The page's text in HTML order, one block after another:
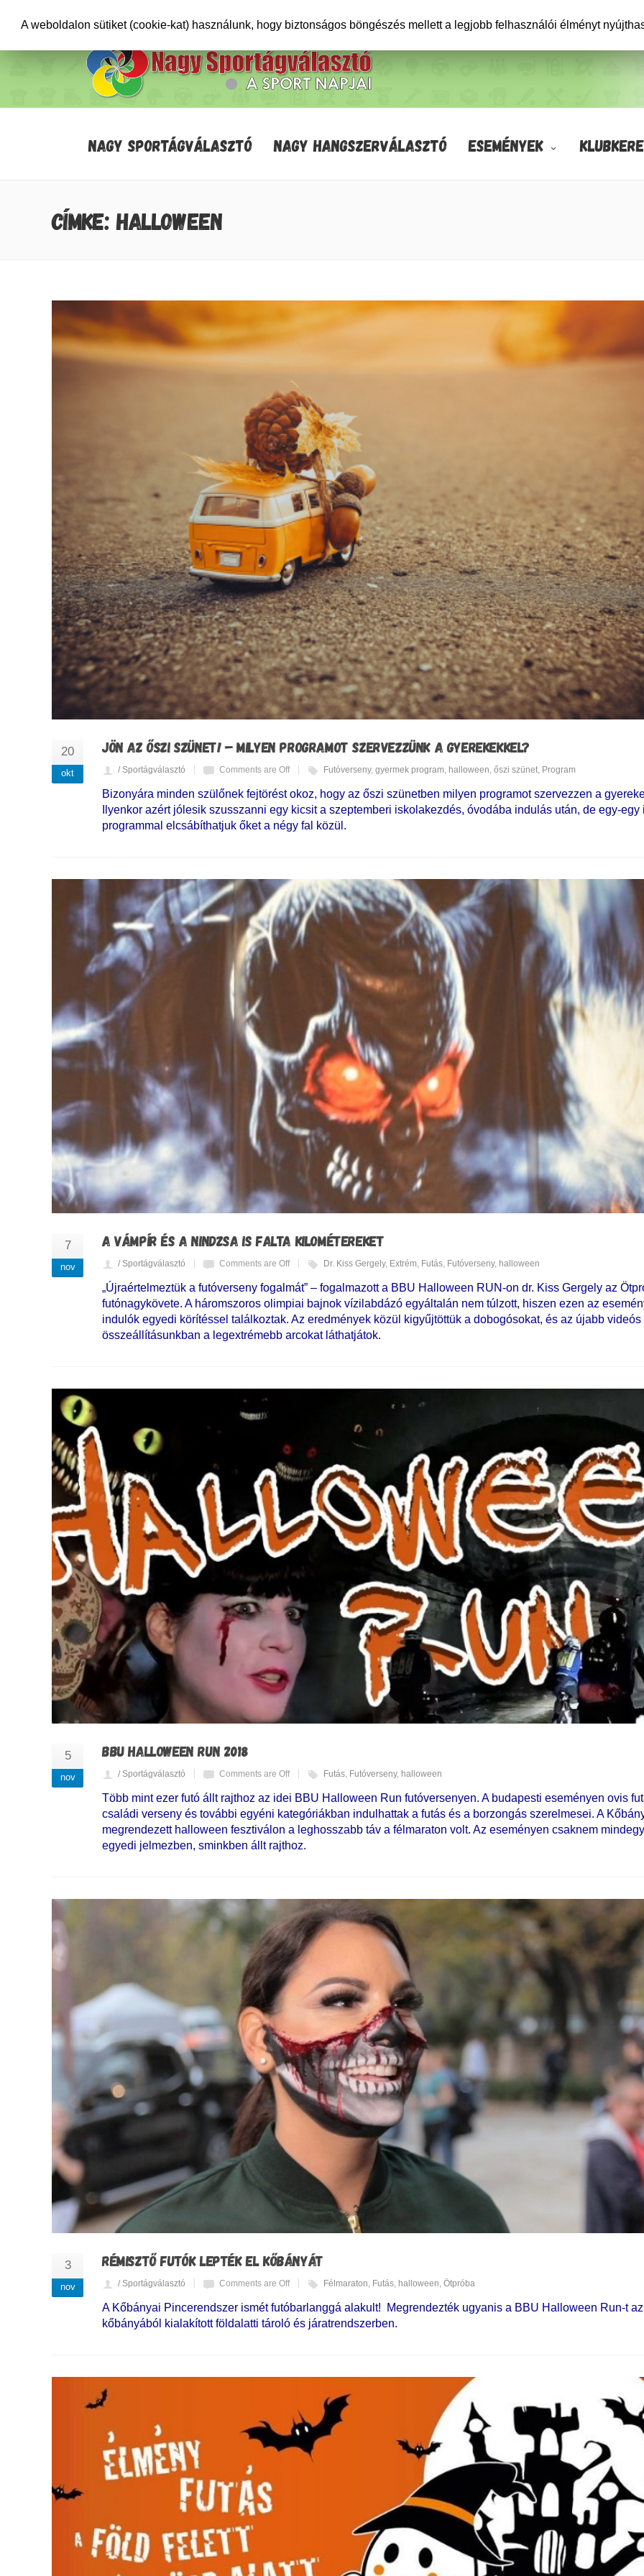
NAGY SPORTÁGVÁLASZTÓ NAGY HANGSZERVÁLASZTÓ ESEMÉNYEK
CÍMKE: HALLOWEEN
20
okt
JÖN AZ ŐSZI SZÜNET! – MILYEN PROGRAMOT SZERVEZZÜNK A GYEREKEKKEL?
/ Sportágválasztó Comments are Off Futóverseny, gyermek program halloween őszi szünet Program
Bizonyára minden szülőnek fejtörést okoz, hogy az őszi szünetben milyen programot szervezzen a
Ilyenkor azért jólesik szusszanni egy kicsit a szeptemberi iskolakezdés, óvodába indulás után, de egy-egy
programmal elcsábíthatjuk őket a négy fal közül.
7
nov
A VÁMPÍR ÉS A NINDZSA IS FALTA KILOMÉTEREKET
/ Sportágválasztó Comments are Off Dr. Kiss Gergely, Extrém, Futás, Futóverseny, halloween
„Újraértelmeztük a futóverseny fogalmát” – fogalmazott a BBU Halloween RUN-on dr. Kiss Gergely az
futónagykövete. A háromszoros olimpiai bajnok vízilabdázó egyáltalán nem túlzott, hiszen ezen az
indulók egyedi körítéssel találkoztak. Az eredmények közül kigyűjtöttük a dobogósokat, és az újabb videós
összeállításunkban a legextrémebb arcokat láthatjátok.
5
nov
BBU HALLOWEEN RUN 2018
/ Sportágválasztó Comments are Off Futás Futóverseny, halloween
Több mint ezer futó állt rajthoz az idei BBU Halloween Run futóversenyen. A budapesti eseményen ovis
családi verseny és további egyéni kategóriákban indulhattak a futás és a borzongás szerelmesei. A
megrendezett halloween fesztiválon a leghosszabb táv a félmaraton volt. Az eseményen csaknem
egyedi jelmezben, sminkben állt rajthoz.
3
nov
RÉMISZTŐ FUTÓK LEPTÉK EL KŐBÁNYÁT
/ Sportágválasztó Comments are Off Félmaraton, Futás, halloween, Ötpróba
A Kőbányai Pincerendszer ismét futóbarlanggá alakult! Megrendezték ugyanis a BBU Halloween Run-t
kőbányából kialakított földalatti tároló és járatrendszerben.
A weboldalon sütiket (cookie-kat) használunk, hogy biztonságos böngészés mellett a legjobb felhasználói élményt